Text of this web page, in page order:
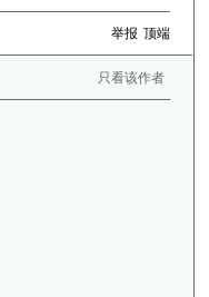
举报 顶端
只看该作者